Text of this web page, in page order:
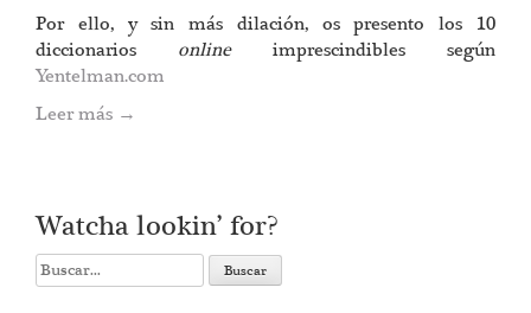
Por ello, y sin más dilación, os presento los 10
diccionarios onlineimprescindibles según
Yentelman.com
Leer más →
Watcha lookin’ for?
Search
for: